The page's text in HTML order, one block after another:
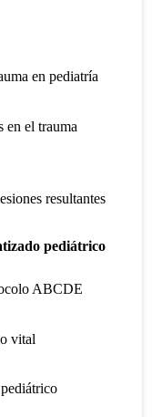
en pediatría
en el trauma
resultantes
pediátrico
ABCDE
vital